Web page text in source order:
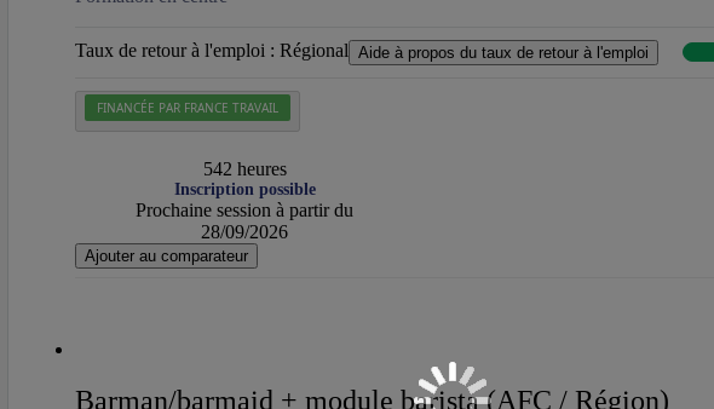
Taux de retour à l'emploi : Régional Aide à propos du taux de retour à l'emploi
FINANCÉE PAR FRANCE TRAVAIL
542 heures
Inscription possible
Prochaine session à partir du
28/09/2026
Ajouter au comparateur
Barman/barmaid + module barista (AFC / Région)